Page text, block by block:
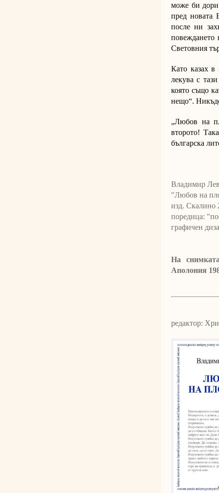
може би дори
пред новата
после ни
повеждането
Световния
Като казах в
лекува с
която също
нещо“.
„Любов на
второто!
българска
Владимир
"Любов на
изд. Скалино
поредица:
графичен
На
Аполония
редактор: